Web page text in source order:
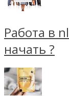
Работа в
начать ?